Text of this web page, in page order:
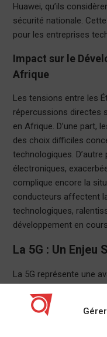
Huawei, qu’ils
sécurité nationale.
pour les entreprises
Impact sur le
Afrique
Les tensions entre les
répercussions directes
en Afrique. D’une part,
des choix difficiles
technologiques.
électroniques,
complique encore la
conducteurs affectent
technologiques,
développement en cours.
La 5G : Un Enjeu
La 5G représente une
latence réduite. Pour
pourrait révolutionner